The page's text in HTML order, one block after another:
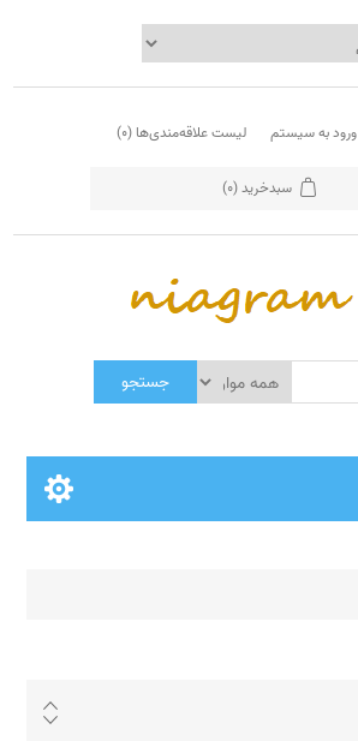
ورود به سیستم لیست علاقه‌مندی‌ها (0)
سبدخرید(0)
جستجو